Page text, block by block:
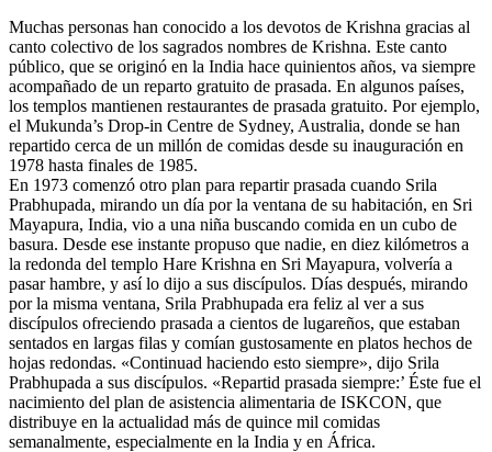
Muchas personas han conocido a los devotos de Krishna gracias al
canto colectivo de los sagrados nombres de Krishna. Este canto
público, que se originó en la India hace quinientos años, va siempre
acompañado de un reparto gratuito de prasada. En algunos países,
los templos mantienen restaurantes de prasada gratuito. Por ejemplo,
el Mukunda’s Drop-in Centre de Sydney, Australia, donde se han
repartido cerca de un millón de comidas desde su inauguración en
1978 hasta finales de 1985.
En 1973 comenzó otro plan para repartir prasada cuando Srila
Prabhupada, mirando un día por la ventana de su habitación, en Sri
Mayapura, India, vio a una niña buscando comida en un cubo de
basura. Desde ese instante propuso que nadie, en diez kilómetros a
la redonda del templo Hare Krishna en Sri Mayapura, volvería a
pasar hambre, y así lo dijo a sus discípulos. Días después, mirando
por la misma ventana, Srila Prabhupada era feliz al ver a sus
discípulos ofreciendo prasada a cientos de lugareños, que estaban
sentados en largas filas y comían gustosamente en platos hechos de
hojas redondas. «Continuad haciendo esto siempre», dijo Srila
Prabhupada a sus discípulos. «Repartid prasada siempre:’ Éste fue el
nacimiento del plan de asistencia alimentaria de ISKCON, que
distribuye en la actualidad más de quince mil comidas
semanalmente, especialmente en la India y en África.